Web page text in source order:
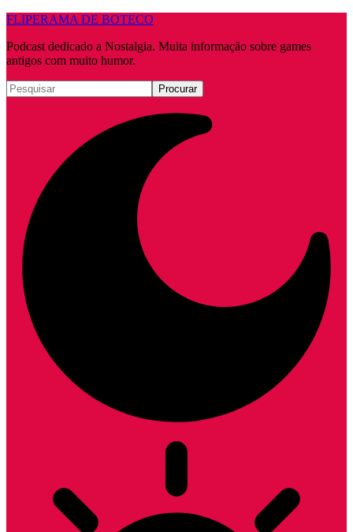
FLIPERAMA DE BOTECO
Podcast dedicado a Nostalgia. Muita informação sobre games
antigos com muito humor.